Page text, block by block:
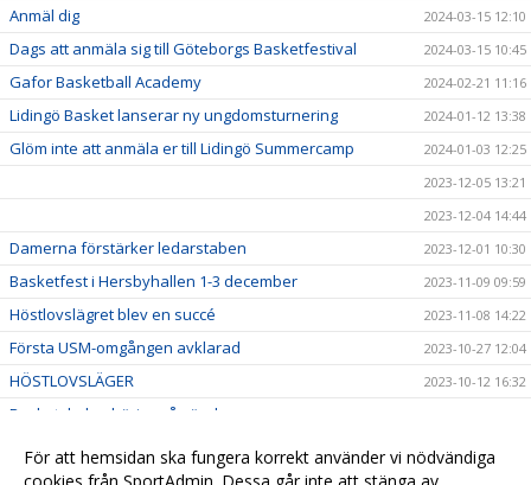
Anmäl dig 2024-03-15 12:10
Dags att anmäla sig till Göteborgs Basketfestival 2024-03-15 10:45
Gafor Basketball Academy 2024-02-21 11:16
Lidingö Basket lanserar ny ungdomsturnering 2024-01-12 13:38
Glöm inte att anmäla er till Lidingö Summercamp
2024-01-03 12:25
2023-12-05 13:21
2023-12-04 14:44
Damerna förstärker ledarstaben 2023-12-01 10:30
Basketfest i Hersbyhallen 1-3 december 2023-11-09 09:59
Höstlovslägret blev en succé 2023-11-08 14:22
Första USM-omgången avklarad 2023-10-27 12:04
HÖSTLOVSLÄGER 2023-10-12 16:32
Basketskolan börjar på söndag
Missa inte damlagets hemmapremiär 2023-10-03 14:06
Besök vår Klubbshop 2023-09-28 11:18
För att hemsidan ska fungera korrekt använder vi nödvändiga